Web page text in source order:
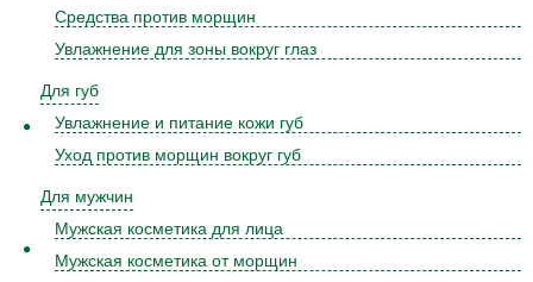
Средства против морщин
Увлажнение для зоны вокруг глаз
Для губ
Увлажнение и питание кожи губ
Уход против морщин вокруг губ
Для мужчин
Мужская косметика для лица
Мужская косметика от морщин